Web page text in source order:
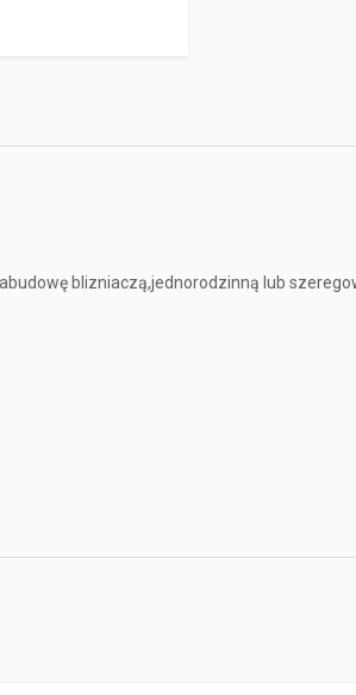
blizniaczą,jednorodzinną lub